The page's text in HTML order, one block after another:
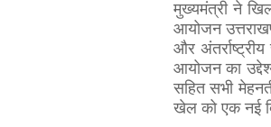
मुख्यमंत्री ने
आयोजन
और
आयोजन का
सहित सभी
खेल को एक नई